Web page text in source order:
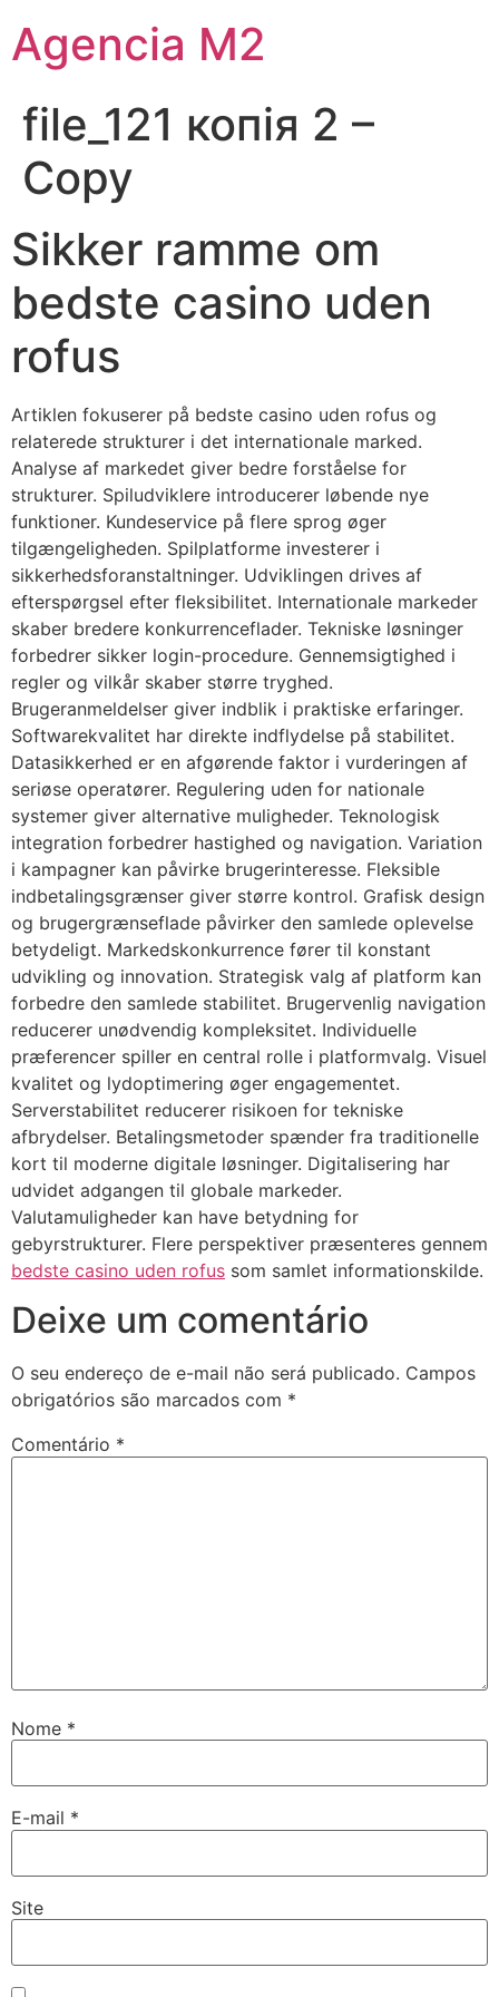
Agencia M2
file_121 копія 2 –
Copy
Sikker ramme om
bedste casino uden
rofus
Artiklen fokuserer på bedste casino uden rofus og
relaterede strukturer i det internationale marked.
Analyse af markedet giver bedre forståelse for
strukturer. Spiludviklere introducerer løbende nye
funktioner. Kundeservice på flere sprog øger
tilgængeligheden. Spilplatforme investerer i
sikkerhedsforanstaltninger. Udviklingen drives af
efterspørgsel efter fleksibilitet. Internationale markeder
skaber bredere konkurrenceflader. Tekniske løsninger
forbedrer sikker login-procedure. Gennemsigtighed i
regler og vilkår skaber større tryghed.
Brugeranmeldelser giver indblik i praktiske erfaringer.
Softwarekvalitet har direkte indflydelse på stabilitet.
Datasikkerhed er en afgørende faktor i vurderingen af
seriøse operatører. Regulering uden for nationale
systemer giver alternative muligheder. Teknologisk
integration forbedrer hastighed og navigation. Variation
i kampagner kan påvirke brugerinteresse. Fleksible
indbetalingsgrænser giver større kontrol. Grafisk design
og brugergrænseflade påvirker den samlede oplevelse
betydeligt. Markedskonkurrence fører til konstant
udvikling og innovation. Strategisk valg af platform kan
forbedre den samlede stabilitet. Brugervenlig navigation
reducerer unødvendig kompleksitet. Individuelle
præferencer spiller en central rolle i platformvalg. Visuel
kvalitet og lydoptimering øger engagementet.
Serverstabilitet reducerer risikoen for tekniske
afbrydelser. Betalingsmetoder spænder fra traditionelle
kort til moderne digitale løsninger. Digitalisering har
udvidet adgangen til globale markeder.
Valutamuligheder kan have betydning for
gebyrstrukturer. Flere perspektiver præsenteres gennem
bedste casino uden rofus som samlet informationskilde.
Deixe um comentário
O seu endereço de e-mail não será publicado. Campos
obrigatórios são marcados com *
Comentário *
Nome *
E-mail *
Site